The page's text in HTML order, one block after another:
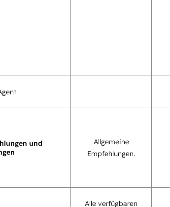
und
Allgemeine
Empfehlungen.
Alle verfügbaren